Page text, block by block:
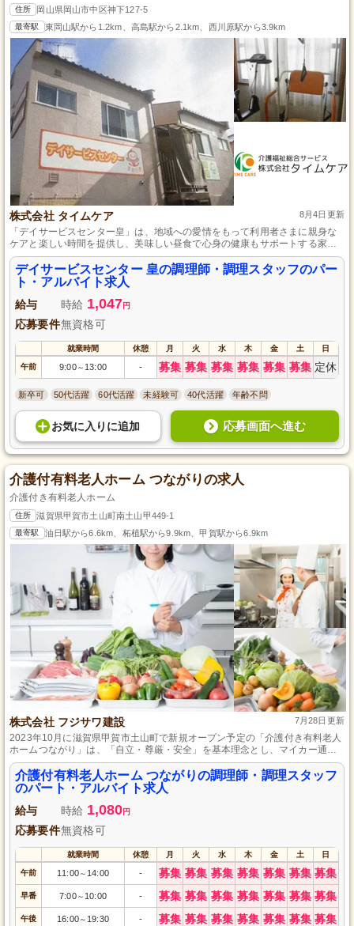
住所 岡山県岡山市中区神下127-5
最寄駅 東岡山駅から1.2km、高島駅から2.1km、西川原駅から3.9km
株式会社 タイムケア 8月4日更新
「デイサービスセンター皇」は、地域への愛情をもって利用者さまに親身な
ケアと楽しい時間を提供し、美味しい昼食で心身の健康もサポートする家庭
的で元気な事業所です。
デイサービスセンター 皇の調理師・調理スタッフのパー
ト・アルバイト求人
給与 時給 1,047円
応募要件無資格可
就業時間 休憩 月 火 水 木 金 土 日
午前 9:00～ 13:00 - 募集 募集 募集 募集 募集 募集 定休
新卒可 50代活躍 60代活躍 未経験可 40代活躍 年齢不問
お気に入り に追加 応募画面へ進む
介護付有料老人ホーム つながりの求人
介護付き有料老人ホーム
住所 滋賀県甲賀市土山町南土山甲449-1
最寄駅 油日駅から6.6km、柘植駅から9.9km、甲賀駅から6.9km
株式会社 フジサワ建設 7月28日更新
2023年10月に滋賀県甲賀市土山町で新規オープン予定の「介護付き有料老人
ホームつながり」は、「自立・尊厳・安全」を基本理念とし、マイカー通勤
可能で、無料の駐車スペースも提供します。
介護付有料老人ホーム つながりの調理師・調理スタッフ
のパート・アルバイト求人
給与 時給 1,080円
応募要件無資格可
就業時間 休憩 月 火 水 木 金 土 日
午前 11:00～ 14:00 - 募集 募集 募集 募集 募集 募集 募集
早番 7:00～ 10:00 - 募集 募集 募集 募集 募集 募集 募集
午後 16:00～ 19:30 - 募集 募集 募集 募集 募集 募集 募集